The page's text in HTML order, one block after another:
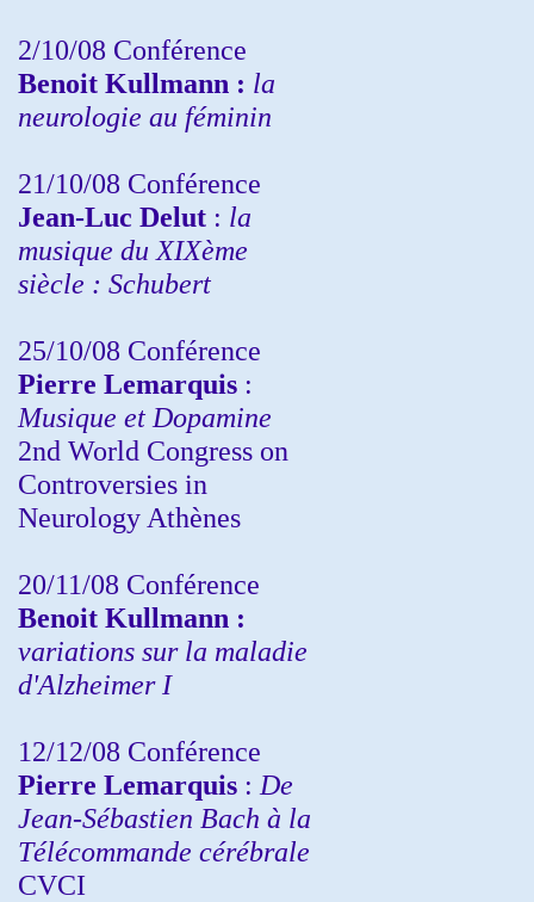
2/10/08 Conférence
Benoit Kullmann : la
neurologie au féminin
21/10/08 Conférence
Jean-Luc Delut : la
musique du XIXème
siècle : Schubert
25/10/08 Conférence
Pierre Lemarquis :
Musique et Dopamine
2nd World Congress on
Controversies in
Neurology Athènes
20/11/08 Conférence
Benoit Kullmann :
variations sur la maladie
d'Alzheimer I
12/12/08 Conférence
Pierre Lemarquis : De
Jean-Sébastien Bach à la
Télécommande cérébrale
CVCI